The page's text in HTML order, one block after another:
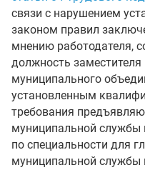
связи с нарушением
законом правил
мнению работодателя,
должность
муниципального
установленным
требования
муниципальной службы
по специальности для
муниципальной службы